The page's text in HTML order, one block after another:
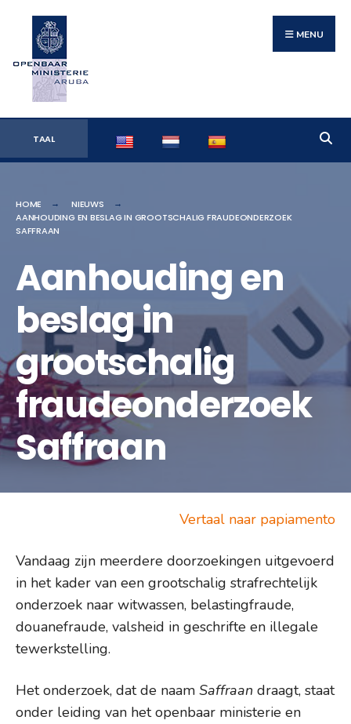
Skip
content
MENU
TAAL
HOME
NIEUWS
AANHOUDING EN BESLAG IN GROOTSCHALIG FRAUDEONDERZOEK
SAFFRAAN
Aanhouding en
beslag in
grootschalig
fraudeonderzoek
Saffraan
Vertaal naar papiamento
Vandaag zijn meerdere doorzoekingen uitgevoerd
in het kader van een grootschalig strafrechtelijk
onderzoek naar witwassen, belastingfraude,
douanefraude, valsheid in geschrifte en illegale
tewerkstelling.
Het onderzoek, dat de naam Saffraan draagt, staat
onder leiding van het openbaar ministerie en
for: